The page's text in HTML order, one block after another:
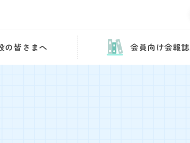
の皆さまへ 会員向け会報誌